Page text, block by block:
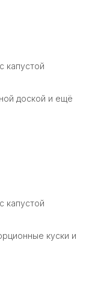
капустой
доской и ещё
капустой
куски и